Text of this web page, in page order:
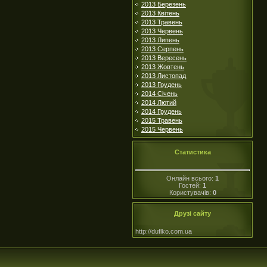
2013 Березень
2013 Квітень
2013 Травень
2013 Червень
2013 Липень
2013 Серпень
2013 Вересень
2013 Жовтень
2013 Листопад
2013 Грудень
2014 Січень
2014 Лютий
2014 Грудень
2015 Травень
2015 Червень
Статистика
Онлайн всього: 1
Гостей: 1
Користувачів: 0
Друзі сайту
http://duflko.com.ua